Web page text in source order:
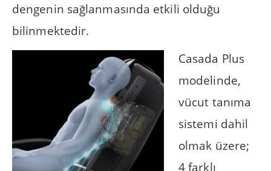
dengenin sağlanmasında etkili olduğu
bilinmektedir.
Casada Plus
modelinde,
vücut tanıma
sistemi dahil
olmak üzere;
4 farklı